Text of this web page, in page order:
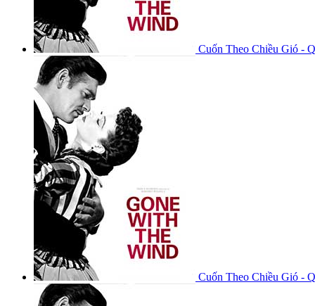
Cuốn Theo Chiều Gió -
Cuốn Theo Chiều Gió -